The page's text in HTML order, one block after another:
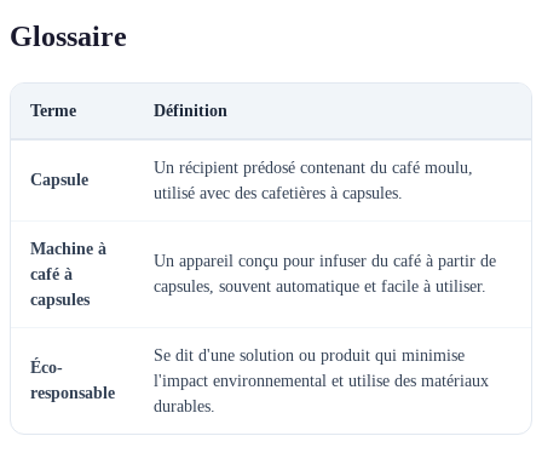
Glossaire
Terme Définition
Capsule
Un récipient prédosé contenant du café moulu,
utilisé avec des cafetières à capsules.
Machine à
café à
capsules
Un appareil conçu pour infuser du café à partir de
capsules, souvent automatique et facile à utiliser.
Éco-
responsable
Se dit d'une solution ou produit qui minimise
l'impact environnemental et utilise des matériaux
durables.